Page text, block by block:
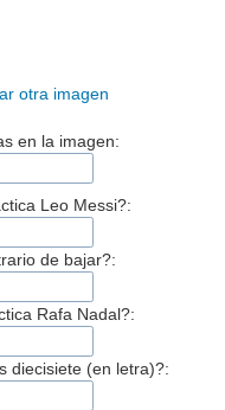
otra imagen
en la imagen:
Leo Messi?:
de bajar?:
Rafa Nadal?:
diecisiete (en letra)?: